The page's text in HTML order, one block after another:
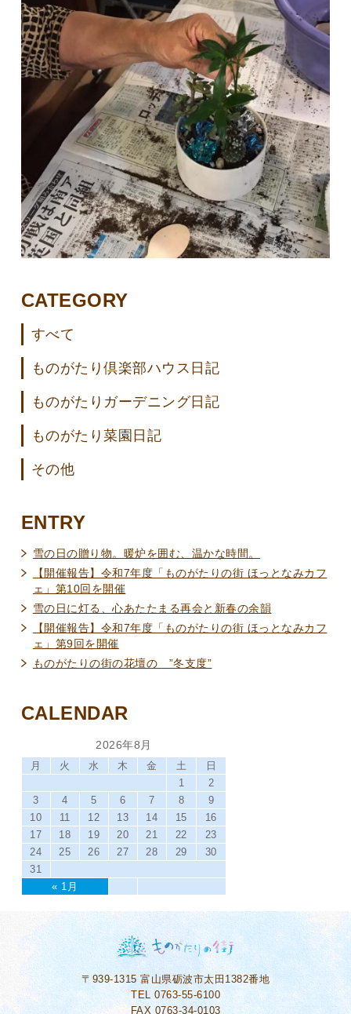
CATEGORY
すべて
ものがたり倶楽部ハウス日記
ものがたりガーデニング日記
ものがたり菜園日記
その他
ENTRY
雪の日の贈り物。暖炉を囲む、温かな時間。
【開催報告】令和7年度「ものがたりの街 ほっとなみカフ
ェ」第10回を開催
雪の日に灯る、心あたたまる再会と新春の余韻
【開催報告】令和7年度「ものがたりの街 ほっとなみカフ
ェ」第9回を開催
ものがたりの街の花壇の ”冬支度”
CALENDAR
2026年8月
月 火 水 木 金 土 日
« 1月
1
2
3
4 5 6 7 8
9
10
11 12 13 14 15
16
17
18 19 20 21 22
23
24
25 26 27 28 29
30
31
〒939-1315富山県砺波市太田1382番地
TEL 0763-55-6100
FAX 0763-34-0103